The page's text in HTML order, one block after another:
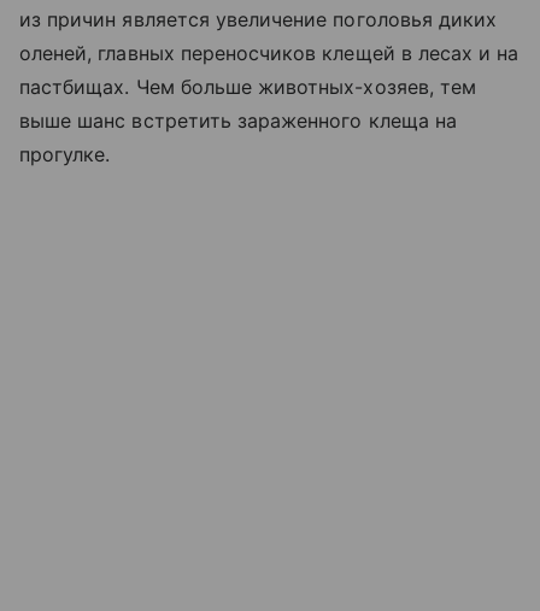
из причин является увеличение поголовья диких
оленей, главных переносчиков клещей в лесах и на
пастбищах. Чем больше животных-хозяев, тем
выше шанс встретить зараженного клеща на
прогулке.